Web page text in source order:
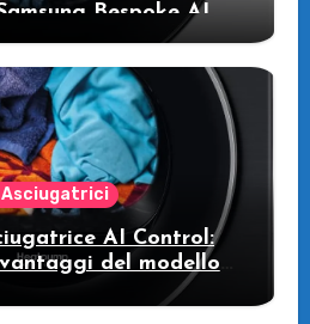
Bespoke AI
U3: la lavatrice
che fa risparmiare
Asciugatrici
AI Control:
vantaggi del modello